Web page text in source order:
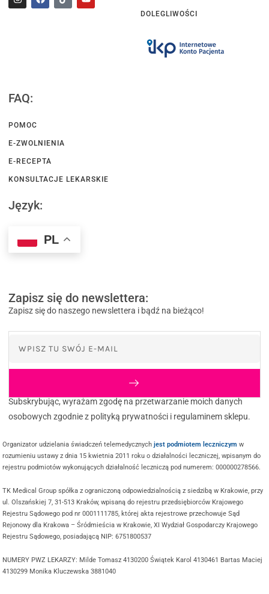
DOLEGLIWOŚCI
FAQ:
POMOC
E-ZWOLNIENIA
E-RECEPTA
KONSULTACJE LEKARSKIE
Język:
PL
Zapisz się do newslettera:
Zapisz się do naszego newslettera i bądź na bieżąco!
Subskrybując, wyrażam zgodę na przetwarzanie moich danych
osobowych zgodnie z polityką prywatności i regulaminem sklepu.
Organizator udzielania świadczeń telemedycznychjest podmiotem leczniczym w
rozumieniu ustawy z dnia 15 kwietnia 2011 roku o działalności leczniczej, wpisanym do
rejestru podmiotów wykonujących działalność leczniczą pod numerem: 000000278566.
TK Medical Group spółka z ograniczoną odpowiedzialnością z siedzibą w Krakowie, przy
ul. Olszańskiej 7, 31-513 Kraków, wpisaną do rejestru przedsiębiorców Krajowego
Rejestru Sądowego pod nr 0001111785, której akta rejestrowe przechowuje Sąd
Rejonowy dla Krakowa – Śródmieścia w Krakowie, XI Wydział Gospodarczy Krajowego
Rejestru Sądowego, posiadającą NIP: 6751800537
NUMERY PWZ LEKARZY: Milde Tomasz 4130200 Świątek Karol 4130461 Bartas Maciej
4130299 Monika Kluczewska 3881040